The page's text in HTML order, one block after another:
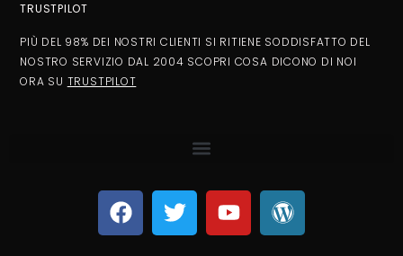
TRUSTPILOT
PIÙ DEL 98% DEI NOSTRI CLIENTI SI RITIENE SODDISFATTO DEL
NOSTRO SERVIZIO DAL 2004 SCOPRI COSA DICONO DI NOI
ORA SU TRUSTPILOT